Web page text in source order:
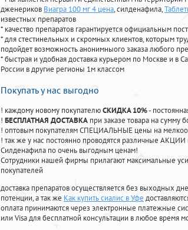
дженериков Виагра 100 мг 4 цена, силденафила,
известных препаратов
* качество препаратов гарантируется официальным
* для стестинельных и скромных клиентов, которым
подойдет возможность анонимныого заказа любого
* быстрая и удобная доставка курьером по Москве и в
России в другие регионы 1м классом
Покупать у нас выгодно
! каждому новому покупателюСКИДКА 10%-
! БЕСПЛАТНАЯ ДОСТАВКА при заказе товара на сумму
! оптовым покупателям СПЕЦИАЛЬНЫЕ цены на
! так же у нас постоянно проводятся различные
Силденафила по очень выгодным ценам!
Cотрудники нашей фирмы прилагают максимальные
покупателей
доставка препаратов осуществляется без выходных
потенции, а так же Как купить сиалис в Уфе
оплата принимаются через электронные платежные
или Visa для бесплатной консультации в любое время